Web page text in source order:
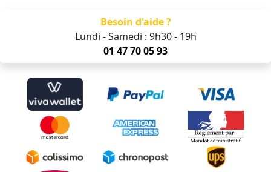
Besoin d'aide ?
Lundi - Samedi : 9h30 - 19h
01 47 70 05 93